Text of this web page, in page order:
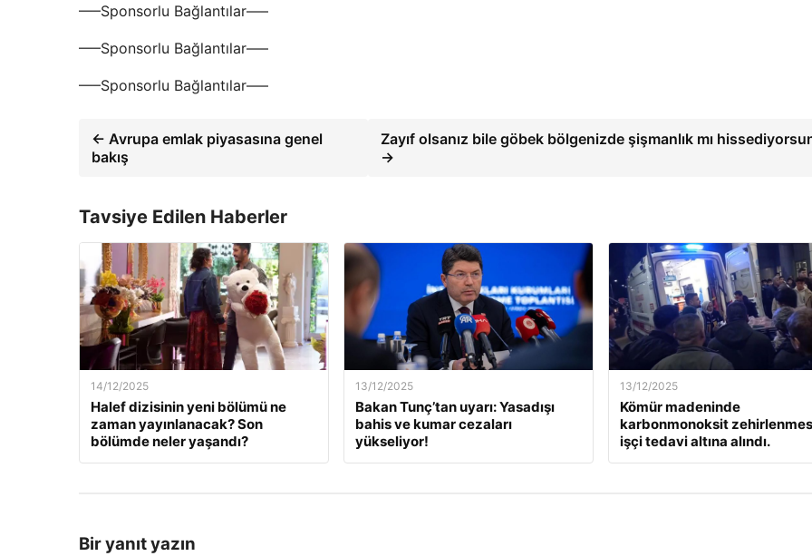
—–Sponsorlu Bağlantılar—–
—–Sponsorlu Bağlantılar—–
—–Sponsorlu Bağlantılar—–
← Avrupa emlak piyasasına genel
bakış
Zayıf olsanız bile göbek bölgenizde şişmanlık mı
→
Tavsiye Edilen Haberler
14/12/2025
Halef dizisinin yeni bölümü ne
zaman yayınlanacak? Son
bölümde neler yaşandı?
13/12/2025
Bakan Tunç’tan uyarı: Yasadışı
bahis ve kumar cezaları
yükseliyor!
13/12/2025
Kömür madeninde
karbonmonoksit
işçi tedavi altına alındı.
Bir yanıt yazın